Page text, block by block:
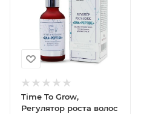
Time To Grow,
Регулятор роста волос